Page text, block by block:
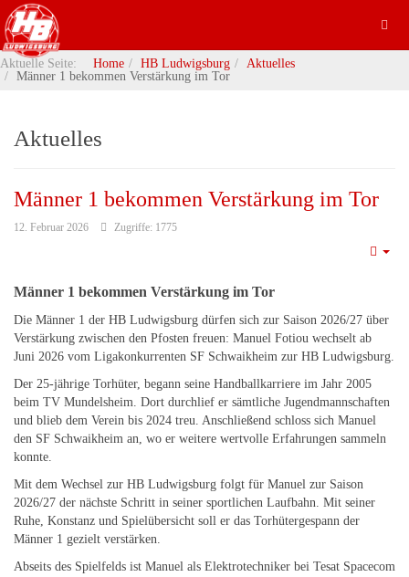
Aktuelle Seite: Home HB Ludwigsburg
Aktuelles
Männer 1 bekommen Verstärkung im Tor
Aktuelles
Männer 1 bekommen Verstärkung im Tor
12. Februar 2026 Zugriffe: 1775
Männer 1 bekommen Verstärkung im Tor
Die Männer 1 der HB Ludwigsburg dürfen sich zur Saison 2026/27 über
Verstärkung zwischen den Pfosten freuen: Manuel Fotiou wechselt ab
Juni 2026 vom Ligakonkurrenten SF Schwaikheim zur HB Ludwigsburg.
Der 25-jährige Torhüter, begann seine Handballkarriere im Jahr 2005
beim TV Mundelsheim. Dort durchlief er sämtliche Jugendmannschaften
und blieb dem Verein bis 2024 treu. Anschließend schloss sich Manuel
den SF Schwaikheim an, wo er weitere wertvolle Erfahrungen sammeln
konnte.
Mit dem Wechsel zur HB Ludwigsburg folgt für Manuel zur Saison
2026/27 der nächste Schritt in seiner sportlichen Laufbahn. Mit seiner
Ruhe, Konstanz und Spielübersicht soll er das Torhütergespann der
Männer 1 gezielt verstärken.
Abseits des Spielfelds ist Manuel als Elektrotechniker bei Tesat Spacecom